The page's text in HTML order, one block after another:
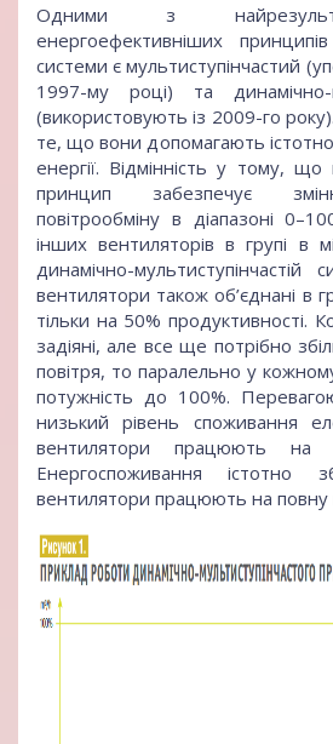
Одними з
енергоефективніших
системи є мультиступінчастий
1997-му році) та динамічно-
(використовують із 2009-го
те, що вони допомагають
енергії. Відмінність у тому, що
принцип забезпечує
повітрообміну в діапазоні
інших вентиляторів в групі в
динамічно-мультиступінчастій
вентилятори також об’єднані в
тільки на 50% продуктивності.
задіяні, але все ще потрібно
повітря, то паралельно у
потужність до 100%.
низький рівень споживання
вентилятори працюють на
Енергоспоживання істотно
вентилятори працюють на повну